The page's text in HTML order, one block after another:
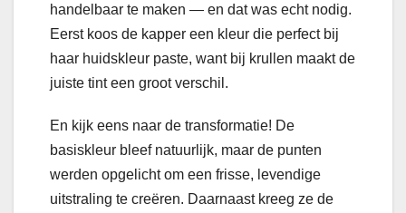
handelbaar te maken — en dat was echt nodig.
Eerst koos de kapper een kleur die perfect bij
haar huidskleur paste, want bij krullen maakt de
juiste tint een groot verschil.
En kijk eens naar de transformatie! De
basiskleur bleef natuurlijk, maar de punten
werden opgelicht om een frisse, levendige
uitstraling te creëren. Daarnaast kreeg ze de